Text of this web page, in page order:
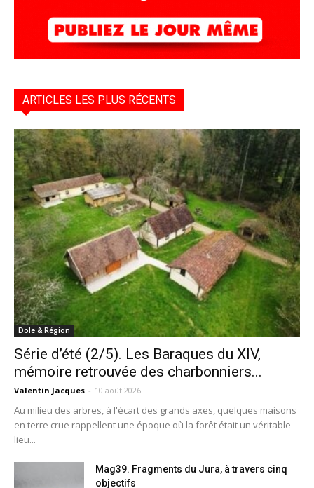
ARTICLES LES PLUS RÉCENTS
Dole & Région
Série d’été (2/5). Les Baraques du XIV,
mémoire retrouvée des charbonniers...
Valentin Jacques - 10 août 2026
Au milieu des arbres, à l'écart des grands axes, quelques maisons
en terre crue rappellent une époque où la forêt était un véritable
lieu...
Mag39. Fragments du Jura, à travers cinq
objectifs